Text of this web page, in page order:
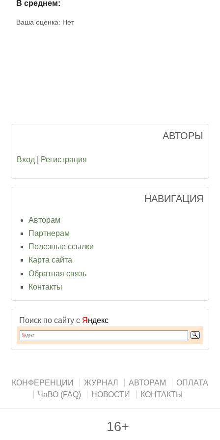
В среднем:
Ваша оценка: Нет
АВТОРЫ
Вход Регистрация
НАВИГАЦИЯ
Авторам
Партнерам
Полезные ссылки
Карта сайта
Обратная связь
Контакты
Поиск по сайту с Я ндекс
КОНФЕРЕНЦИИ ЖУРНАЛ АВТОРАМ
ОПЛАТА
ЧаВО (FAQ)
НОВОСТИ КОНТАКТЫ
16+